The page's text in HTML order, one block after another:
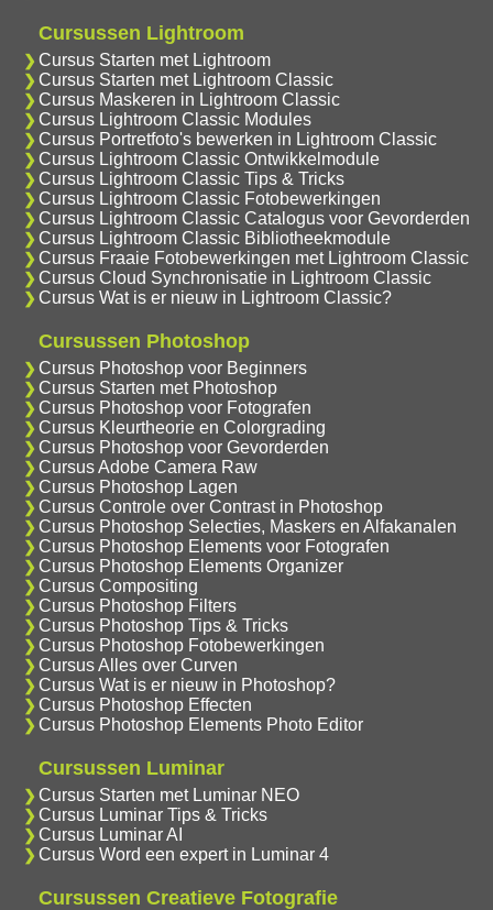
Cursussen Lightroom
Cursus Starten met Lightroom
Cursus Starten met Lightroom Classic
Cursus Maskeren in Lightroom Classic
Cursus Lightroom Classic Modules
Cursus Portretfoto's bewerken in Lightroom Classic
Cursus Lightroom Classic Ontwikkelmodule
Cursus Lightroom Classic Tips & Tricks
Cursus Lightroom Classic Fotobewerkingen
Cursus Lightroom Classic Catalogus voor Gevorderden
Cursus Lightroom Classic Bibliotheekmodule
Cursus Fraaie Fotobewerkingen met Lightroom Classic
Cursus Cloud Synchronisatie in Lightroom Classic
Cursus Wat is er nieuw in Lightroom Classic?
Cursussen Photoshop
Cursus Photoshop voor Beginners
Cursus Starten met Photoshop
Cursus Photoshop voor Fotografen
Cursus Kleurtheorie en Colorgrading
Cursus Photoshop voor Gevorderden
Cursus Adobe Camera Raw
Cursus Photoshop Lagen
Cursus Controle over Contrast in Photoshop
Cursus Photoshop Selecties, Maskers en Alfakanalen
Cursus Photoshop Elements voor Fotografen
Cursus Photoshop Elements Organizer
Cursus Compositing
Cursus Photoshop Filters
Cursus Photoshop Tips & Tricks
Cursus Photoshop Fotobewerkingen
Cursus Alles over Curven
Cursus Wat is er nieuw in Photoshop?
Cursus Photoshop Effecten
Cursus Photoshop Elements Photo Editor
Cursussen Luminar
Cursus Starten met Luminar NEO
Cursus Luminar Tips & Tricks
Cursus Luminar AI
Cursus Word een expert in Luminar 4
Cursussen Creatieve Fotografie